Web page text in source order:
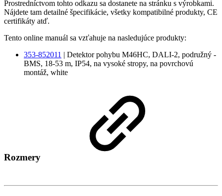
Prostredníctvom tohto odkazu sa dostanete na stránku s výrobkami.
Nájdete tam detailné špecifikácie, všetky kompatibilné produkty, CE
certifikáty atď.
Tento online manuál sa vzťahuje na nasledujúce produkty:
353-852011 | Detektor pohybu M46HC, DALI-2, podružný -
BMS, 18-53 m, IP54, na vysoké stropy, na povrchovú
montáž, white
Rozmery